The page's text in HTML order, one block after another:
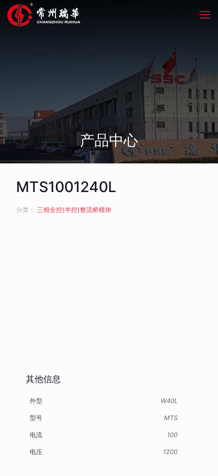
产品中心
MTS1001240L
分类： 三相全控(半控)整流桥模块
其他信息
外型 W40L
型号 MTS
电流 100
电压 1200